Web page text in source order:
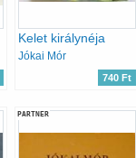
Kelet királynéja
Jókai Mór
740 Ft
PARTNER